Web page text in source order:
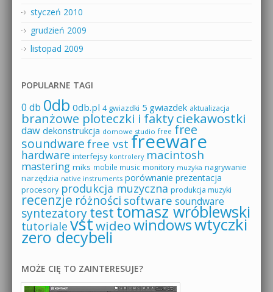
styczeń 2010
grudzień 2009
listopad 2009
POPULARNE TAGI
0 db 0db 0db.pl 4 gwiazdki 5 gwiazdek aktualizacja
branżowe ploteczki i faktyciekawostki
daw dekonstrukcja domowe studio free free
soundware free vst freeware
hardware interfejsy kontrolery macintosh
mastering miks mobile music monitory muzyka nagrywanie
narzędzia native instruments porównanie prezentacja
procesory produkcja muzyczna produkcja muzyki
recenzje różności software soundware
syntezatorytesttomasz wróblewski
tutoriale vstwideowindowswtyczki
zero decybeli
MOŻE CIĘ TO ZAINTERESUJE?